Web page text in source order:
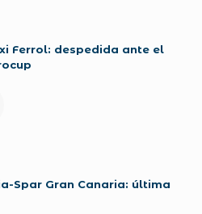
Ferrol: despedida ante el
Spar Gran Canaria: última